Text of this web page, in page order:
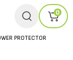
0
PROTECTOR